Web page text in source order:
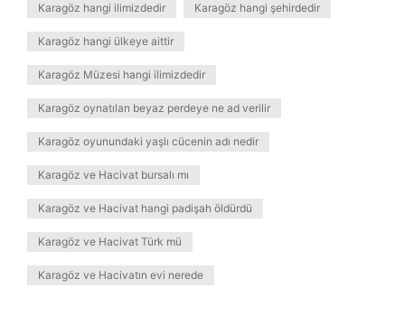
Karagöz hangi ilimizdedir Karagöz hangi şehirdedir
Karagöz hangi ülkeye aittir
Karagöz Müzesi hangi ilimizdedir
Karagöz oynatılan beyaz perdeye ne ad verilir
Karagöz oyunundaki yaşlı cücenin adı nedir
Karagöz ve Hacivat bursalı mı
Karagöz ve Hacivat hangi padişah öldürdü
Karagöz ve Hacivat Türk mü
Karagöz ve Hacivatın evi nerede